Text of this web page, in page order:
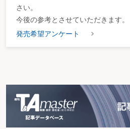
さい。
今後の参考とさせていただきます。
発売希望アンケート